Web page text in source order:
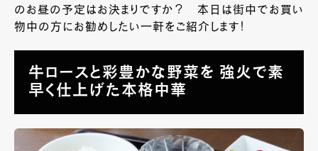
のお昼の予定はお決まりですか？ 本日は街中でお買い
物中の方にお勧めしたい一軒をご紹介します！
牛ロースと彩豊かな野菜を 強火で素
早く仕上げた本格中華